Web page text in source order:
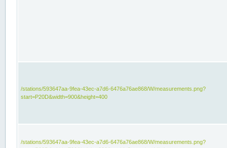
/stations/593647aa-9fea-43ec-a7d6-6476a76ae868/W/measurements.png?
start=P20D&width=900&height=400
/stations/593647aa-9fea-43ec-a7d6-6476a76ae868/W/measurements.png?